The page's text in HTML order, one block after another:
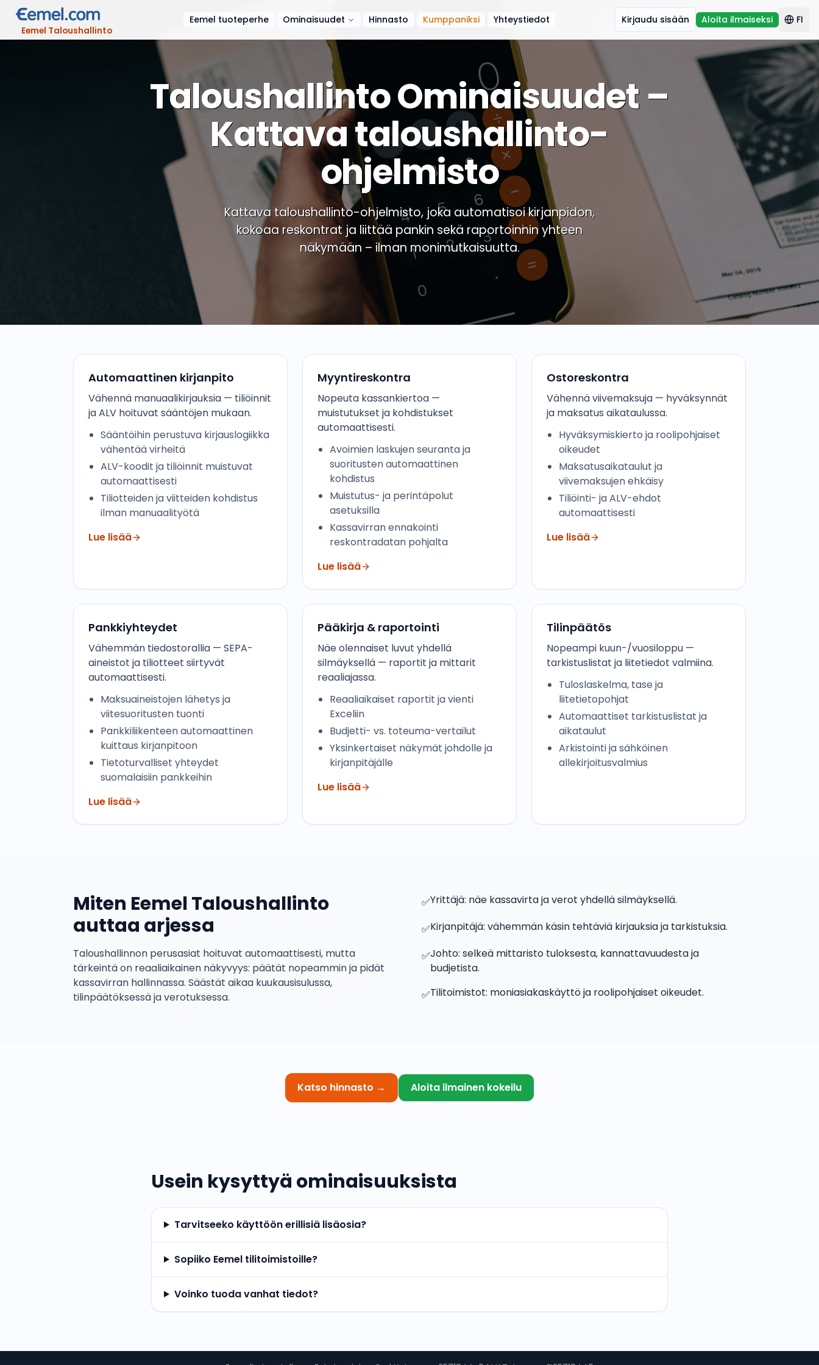
Eemel Taloushallinto
Eemel tuoteperhe Ominaisuudet Hinnasto Kumppaniksi Yhteystiedot Kirjaudu sisään Aloita ilmaiseksi FI
Taloushallinto Ominaisuudet –
Kattava taloushallinto-
ohjelmisto
Kattava taloushallinto-ohjelmisto, joka automatisoi kirjanpidon,
kokoaa reskontrat ja liittää pankin sekä raportoinnin yhteen
näkymään – ilman monimutkaisuutta.
Automaattinen kirjanpito
Vähennä manuaalikirjauksia — tiliöinnit
ja ALV hoituvat sääntöjen mukaan.
Sääntöihin perustuva kirjauslogiikka
vähentää virheitä
ALV-koodit ja tiliöinnit muistuvat
automaattisesti
Tiliotteiden ja viitteiden kohdistus
ilman manuaalityötä
Lue lisää
Myyntireskontra
Nopeuta kassankiertoa —
muistutukset ja kohdistukset
automaattisesti.
Avoimien laskujen seuranta ja
suoritusten automaattinen
kohdistus
Muistutus- ja perintäpolut
asetuksilla
Kassavirran ennakointi
reskontradatan pohjalta
Lue lisää
Ostoreskontra
Vähennä viivemaksuja — hyväksynnät
ja maksatus aikataulussa.
Hyväksymiskierto ja roolipohjaiset
oikeudet
Maksatusaikataulut ja
viivemaksujen ehkäisy
Tiliöinti- ja ALV-ehdot
automaattisesti
Lue lisää
Pankkiyhteydet
Vähemmän tiedostorallia — SEPA-
aineistot ja tiliotteet siirtyvät
automaattisesti.
Maksuaineistojen lähetys ja
viitesuoritusten tuonti
Pankkiliikenteen automaattinen
kuittaus kirjanpitoon
Tietoturvalliset yhteydet
suomalaisiin pankkeihin
Lue lisää
Pääkirja & raportointi
Näe olennaiset luvut yhdellä
silmäyksellä — raportit ja mittarit
reaaliajassa.
Reaaliaikaiset raportit ja vienti
Exceliin
Budjetti- vs. toteuma-vertailut
Yksinkertaiset näkymät johdolle ja
kirjanpitäjälle
Lue lisää
Tilinpäätös
Nopeampi kuun-/vuosiloppu —
tarkistuslistat ja liitetiedot valmiina.
Tuloslaskelma, tase ja
liitetietopohjat
Automaattiset tarkistuslistat ja
aikataulut
Arkistointi ja sähköinen
allekirjoitusvalmius
Miten Eemel Taloushallinto
auttaa arjessa
Taloushallinnon perusasiat hoituvat automaattisesti, mutta
tärkeintä on reaaliaikainen näkyvyys: päätät nopeammin ja pidät
kassavirran hallinnassa. Säästät aikaa kuukausisulussa,
tilinpäätöksessä ja verotuksessa.
✅Yrittäjä: näe kassavirta ja verot yhdellä silmäyksellä.
✅Kirjanpitäjä: vähemmän käsin tehtäviä kirjauksia ja tarkistuksia.
✅Johto: selkeä mittaristo tuloksesta, kannattavuudesta ja
budjetista.
✅Tilitoimistot: moniasiakaskäyttö ja roolipohjaiset oikeudet.
Katso hinnasto → Aloita ilmainen kokeilu
Usein kysyttyä ominaisuuksista
Tarvitseeko käyttöön erillisiä lisäosia?
Sopiiko Eemel tilitoimistoille?
Voinko tuoda vanhat tiedot?